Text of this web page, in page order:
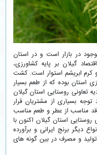
در بازار است و در استان
گیلان بر پایه کشاورزی،
کرم ابریشم استوار است. کشت
استان بوده که از طعم بسیار
تعاونی روستایی استان گیلان
بسیاری از مشتریان قرار
قد مناسب از عطر و طعم مناسب
استان گیلان اکنون با
دیگر برنج ایرانی و برآورده
و مصرف در بین گونه های